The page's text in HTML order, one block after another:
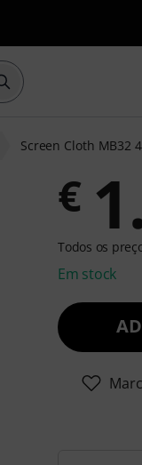
Iniciar pesquisa
Screen Cloth MB32
€
Todos os
Em stock